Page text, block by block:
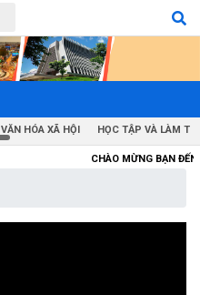
Tiếng Việt Tiếng Anh
VĂN HÓA XÃ HỘI HỌC TẬP VÀ LÀM
CHÀO MỪNG BẠN ĐẾN VỚI TRANG